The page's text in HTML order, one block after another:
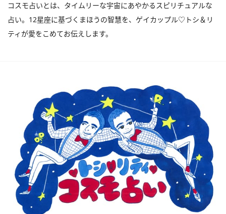
コスモ占いとは、タイムリーな宇宙にあやかるスピリチュアルな
占い。12星座に基づくまほうの智慧を、ゲイカップル♡トシ＆リ
ティが愛をこめてお伝えします。